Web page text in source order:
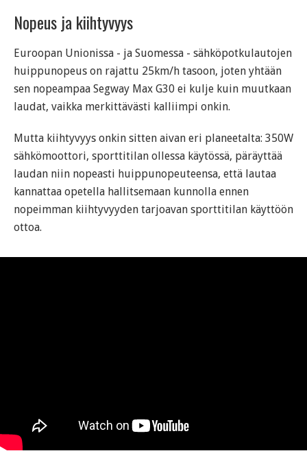
Nopeus ja kiihtyvyys
Euroopan Unionissa - ja Suomessa - sähköpotkulautojen
huippunopeus on rajattu 25km/h tasoon, joten yhtään
sen nopeampaa Segway Max G30 ei kulje kuin muutkaan
laudat, vaikka merkittävästi kalliimpi onkin.
Mutta kiihtyvyys onkin sitten aivan eri planeetalta: 350W
sähkömoottori, sporttitilan ollessa käytössä, päräyttää
laudan niin nopeasti huippunopeuteensa, että lautaa
kannattaa opetella hallitsemaan kunnolla ennen
nopeimman kiihtyvyyden tarjoavan sporttitilan käyttöön
ottoa.